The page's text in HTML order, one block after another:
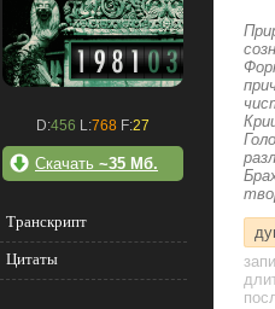
D:456 L:768 F:27
Скачать ~35 Мб.
Транскрипт
Цитаты